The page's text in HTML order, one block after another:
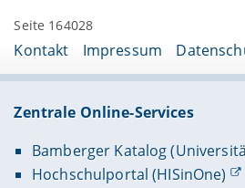
Seite 164028
Kontakt Impressum
Zentrale Online-Services
Bamberger Katalog
Hochschulportal (HISinOne)